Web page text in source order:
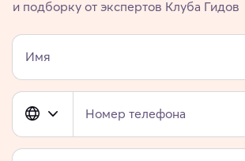
и подборку от экспертов Клуба Гидов
Имя
Номер телефона